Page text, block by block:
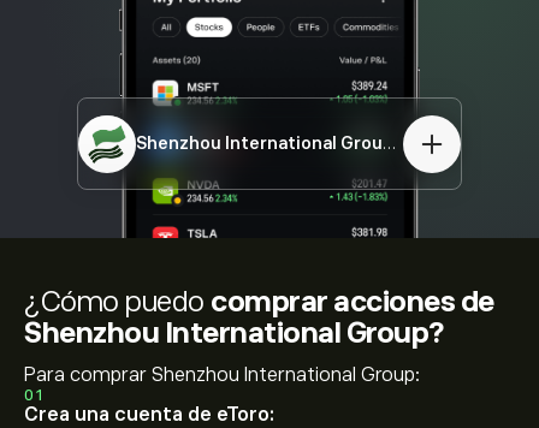
Shenzhou International Group 02313.HK
¿Cómo puedo comprar acciones de
Shenzhou International Group?
Para comprar Shenzhou International Group:
01
Crea una cuenta de eToro: